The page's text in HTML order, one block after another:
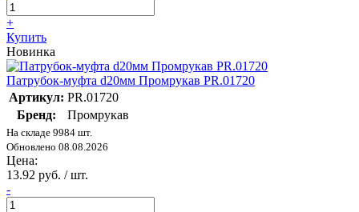
+
Купить
Новинка
Патрубок-муфта d20мм Промрукав PR.01720
Артикул: PR.01720
Бренд:
Промрукав
На складе 9984 шт.
Обновлено 08.08.2026
Цена:
13.92 руб. / шт.
-